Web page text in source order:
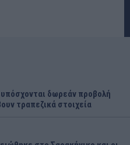
δωρεάν προβολή
τραπεζικά στοιχεία